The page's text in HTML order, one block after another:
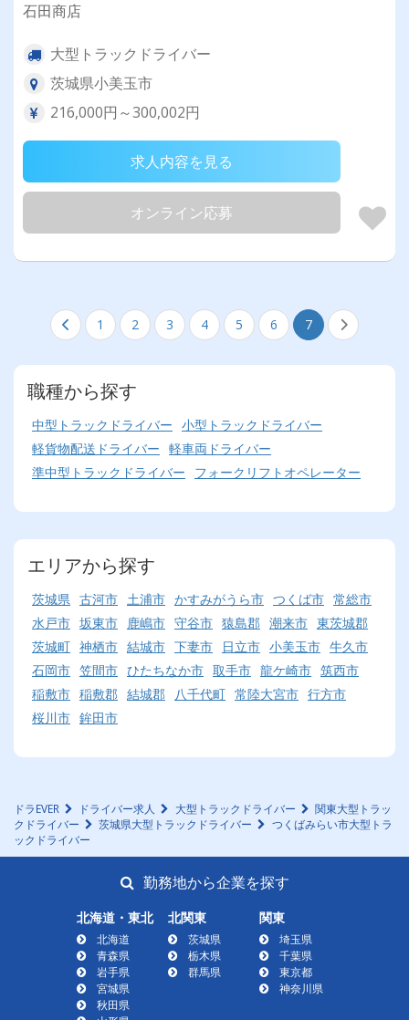
石田商店
大型トラックドライバー
茨城県小美玉市
216,000円～300,002円
求人内容を見る
オンライン応募
1 2 3 4 5 6 7
職種から探す
中型トラックドライバー 小型トラックドライバー
軽貨物配送ドライバー 軽車両ドライバー
準中型トラックドライバー
フォークリフトオペレーター
エリアから探す
茨城県 古河市 土浦市 かすみがうら市 つくば市 常総市
水戸市 坂東市 鹿嶋市 守谷市 猿島郡 潮来市 東茨城郡
茨城町 神栖市 結城市 下妻市 日立市 小美玉市 牛久市
石岡市 笠間市 ひたちなか市 取手市 龍ケ崎市 筑西市
稲敷市 稲敷郡 結城郡 八千代町 常陸大宮市 行方市
桜川市 鉾田市
ドラEVER ドライバー求人 大型トラックドライバー
関東大型トラッ
クドライバー
茨城県大型トラックドライバー
つくばみらい市大型トラ
ックドライバー
勤務地から企業を探す
北海道・東北
北海道
青森県
岩手県
宮城県
秋田県
北関東
茨城県
栃木県
群馬県
関東
埼玉県
千葉県
東京都
神奈川県